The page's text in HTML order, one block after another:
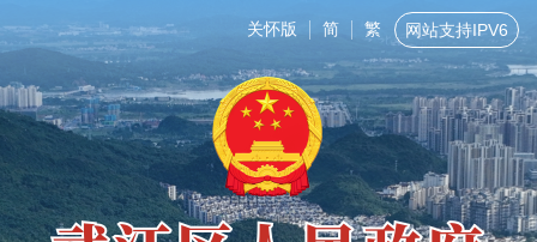
关怀版 简 繁 网站支持IPV6